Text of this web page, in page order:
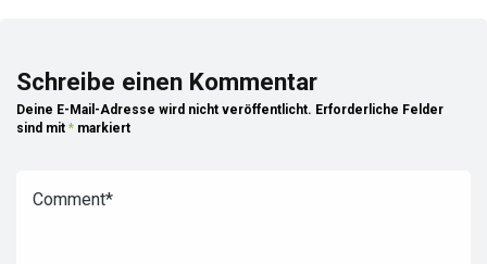
Schreibe einen Kommentar
Deine E-Mail-Adresse wird nicht veröffentlicht. Erforderliche Felder
sind mit * markiert